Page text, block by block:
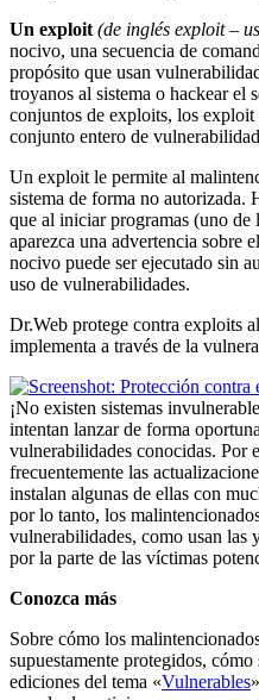
Un exploit (de inglés exploit –
nocivo, una secuencia de
propósito que usan
troyanos al sistema o hackear el
conjuntos de exploits, los exploit
conjunto entero de
Un exploit le permite al
sistema de forma no autorizada.
que al iniciar programas (uno de
aparezca una advertencia sobre
nocivo puede ser ejecutado sin
uso de vulnerabilidades.
Dr.Web protege contra exploits
implementa a través de la
¡No existen sistemas
intentan lanzar de forma
vulnerabilidades conocidas. Por
frecuentemente las
instalan algunas de ellas con
por lo tanto, los
vulnerabilidades, como usan las
por la parte de las víctimas
Conozca más
Sobre cómo los
supuestamente protegidos,
ediciones del tema «Vulnerables